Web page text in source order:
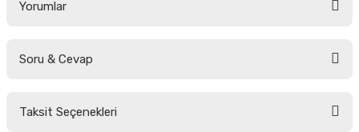
Yorumlar
Soru & Cevap
Taksit Seçenekleri